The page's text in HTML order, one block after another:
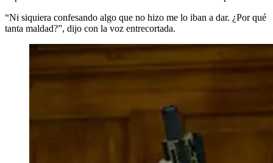
“Ni siquiera confesando algo que no hizo me lo iban a dar. ¿Por qué
tanta maldad?”, dijo con la voz entrecortada.